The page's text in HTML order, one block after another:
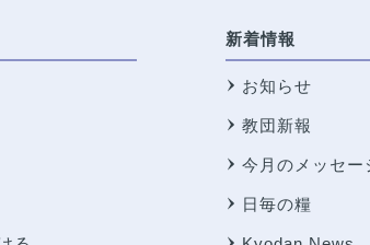
新着情報
お知らせ
教団新報
今月のメッセー
日毎の糧